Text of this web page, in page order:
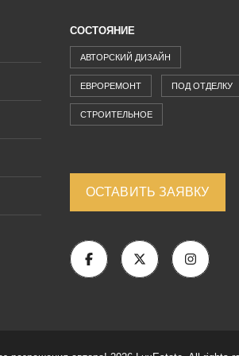
СОСТОЯНИЕ
АВТОРСКИЙ ДИЗАЙН
ЕВРОРЕМОНТ ПОД ОТДЕЛКУ
СТРОИТЕЛЬНОЕ
ОСТАВИТЬ ЗАЯВКУ